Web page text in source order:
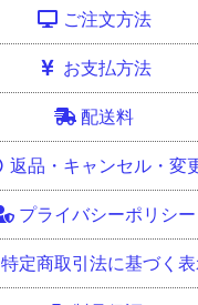
ご注文方法
お支払方法
配送料
返品・キャンセル・変
プライバシーポリシー
特定商取引法に基づく